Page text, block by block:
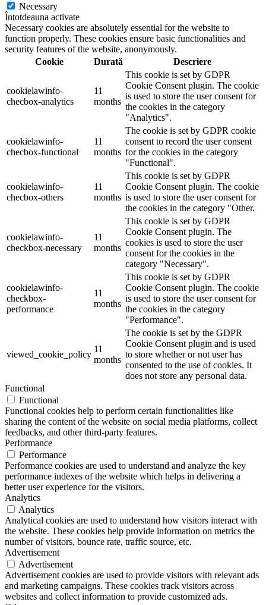
Necessary
Întotdeauna activate
Necessary cookies are absolutely essential for the website to
function properly. These cookies ensure basic functionalities and
security features of the website, anonymously.
Cookie
Durată Descriere
cookielawinfo-
checbox-analytics
11
months
This cookie is set by GDPR
Cookie Consent plugin. The cookie
is used to store the user consent for
the cookies in the category
"Analytics".
cookielawinfo-
checbox-functional
11
months
The cookie is set by GDPR cookie
consent to record the user consent
for the cookies in the category
"Functional".
cookielawinfo-
checbox-others
11
months
This cookie is set by GDPR
Cookie Consent plugin. The cookie
is used to store the user consent for
the cookies in the category "Other.
cookielawinfo-
checkbox-necessary
11
months
This cookie is set by GDPR
Cookie Consent plugin. The
cookies is used to store the user
consent for the cookies in the
category "Necessary".
cookielawinfo-
checkbox-
performance
11
months
This cookie is set by GDPR
Cookie Consent plugin. The cookie
is used to store the user consent for
the cookies in the category
"Performance".
viewed_cookie_policy
11
months
The cookie is set by the GDPR
Cookie Consent plugin and is used
to store whether or not user has
consented to the use of cookies. It
does not store any personal data.
Functional
Functional
Functional cookies help to perform certain functionalities like
sharing the content of the website on social media platforms, collect
feedbacks, and other third-party features.
Performance
Performance
Performance cookies are used to understand and analyze the key
performance indexes of the website which helps in delivering a
better user experience for the visitors.
Analytics
Analytics
Analytical cookies are used to understand how visitors interact with
the website. These cookies help provide information on metrics the
number of visitors, bounce rate, traffic source, etc.
Advertisement
Advertisement
Advertisement cookies are used to provide visitors with relevant ads
and marketing campaigns. These cookies track visitors across
websites and collect information to provide customized ads.